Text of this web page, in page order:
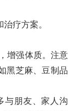
疗方案。
增强体质。注意
黑芝麻、豆制品
与朋友、家人沟